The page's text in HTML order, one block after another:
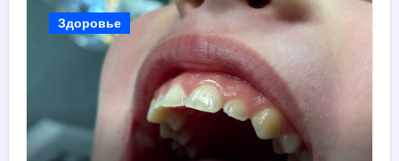
Здоровье